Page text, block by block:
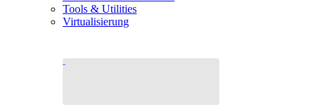
Tools & Utilities
Virtualisierung